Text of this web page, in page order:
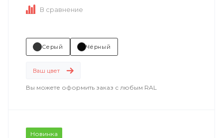
В сравнение
Серый Чёрный
Ваш цвет
Вы можете оформить заказ с любым RAL
Новинка